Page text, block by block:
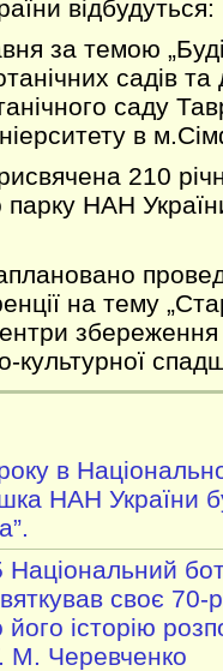
відбудуться:
за темою
садів
саду
в
210
парку НАН
на тему
збереження
культурної
в
НАН України
своє 70-
історію
М. Черевченко